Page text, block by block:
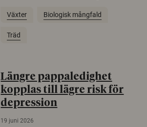
Växter Biologisk mångfald
Träd
Längre pappaledighet
kopplas till lägre risk för
depression
19 juni 2026